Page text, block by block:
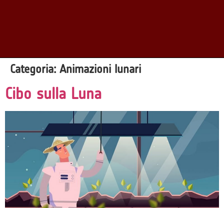
Categoria: Animazioni lunari
Cibo sulla Luna